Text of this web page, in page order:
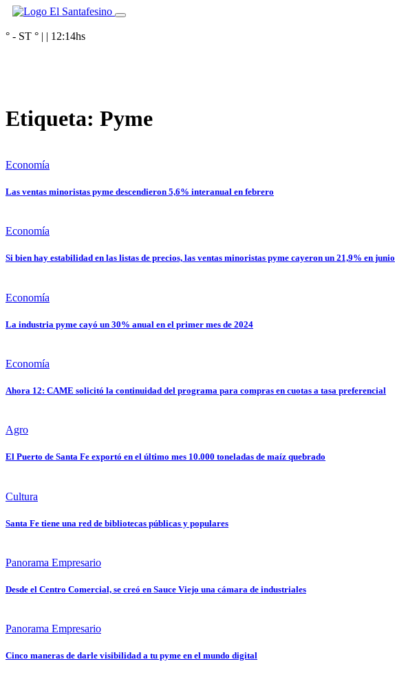
° - ST ° | | 12:14hs
Etiqueta: Pyme
Economía
Las ventas minoristas pyme descendieron 5,6% interanual en febrero
Economía
Si bien hay estabilidad en las listas de precios, las ventas minoristas pyme cayeron un 21,9% en junio
Economía
La industria pyme cayó un 30% anual en el primer mes de 2024
Economía
Ahora 12: CAME solicitó la continuidad del programa para compras en cuotas a tasa preferencial
Agro
El Puerto de Santa Fe exportó en el último mes 10.000 toneladas de maíz quebrado
Cultura
Santa Fe tiene una red de bibliotecas públicas y populares
Panorama Empresario
Desde el Centro Comercial, se creó en Sauce Viejo una cámara de industriales
Panorama Empresario
Cinco maneras de darle visibilidad a tu pyme en el mundo digital